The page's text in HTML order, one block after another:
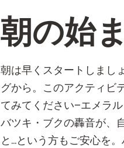
朝の始
朝は早くスタートしまし
グから。このアクティビ
てみてください–エメラ
バツキ・ブクの轟音が、
と…という方もご安心を